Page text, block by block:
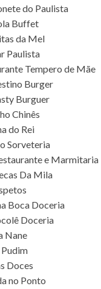
do Paulista
Buffet
da Mel
Paulista
Tempero de Mãe
Burger
Burguer
Chinês
do Rei
Sorveteria
e Marmitaria
Da Mila
Boca Doceria
Doceria
Nane
Doces
no Ponto